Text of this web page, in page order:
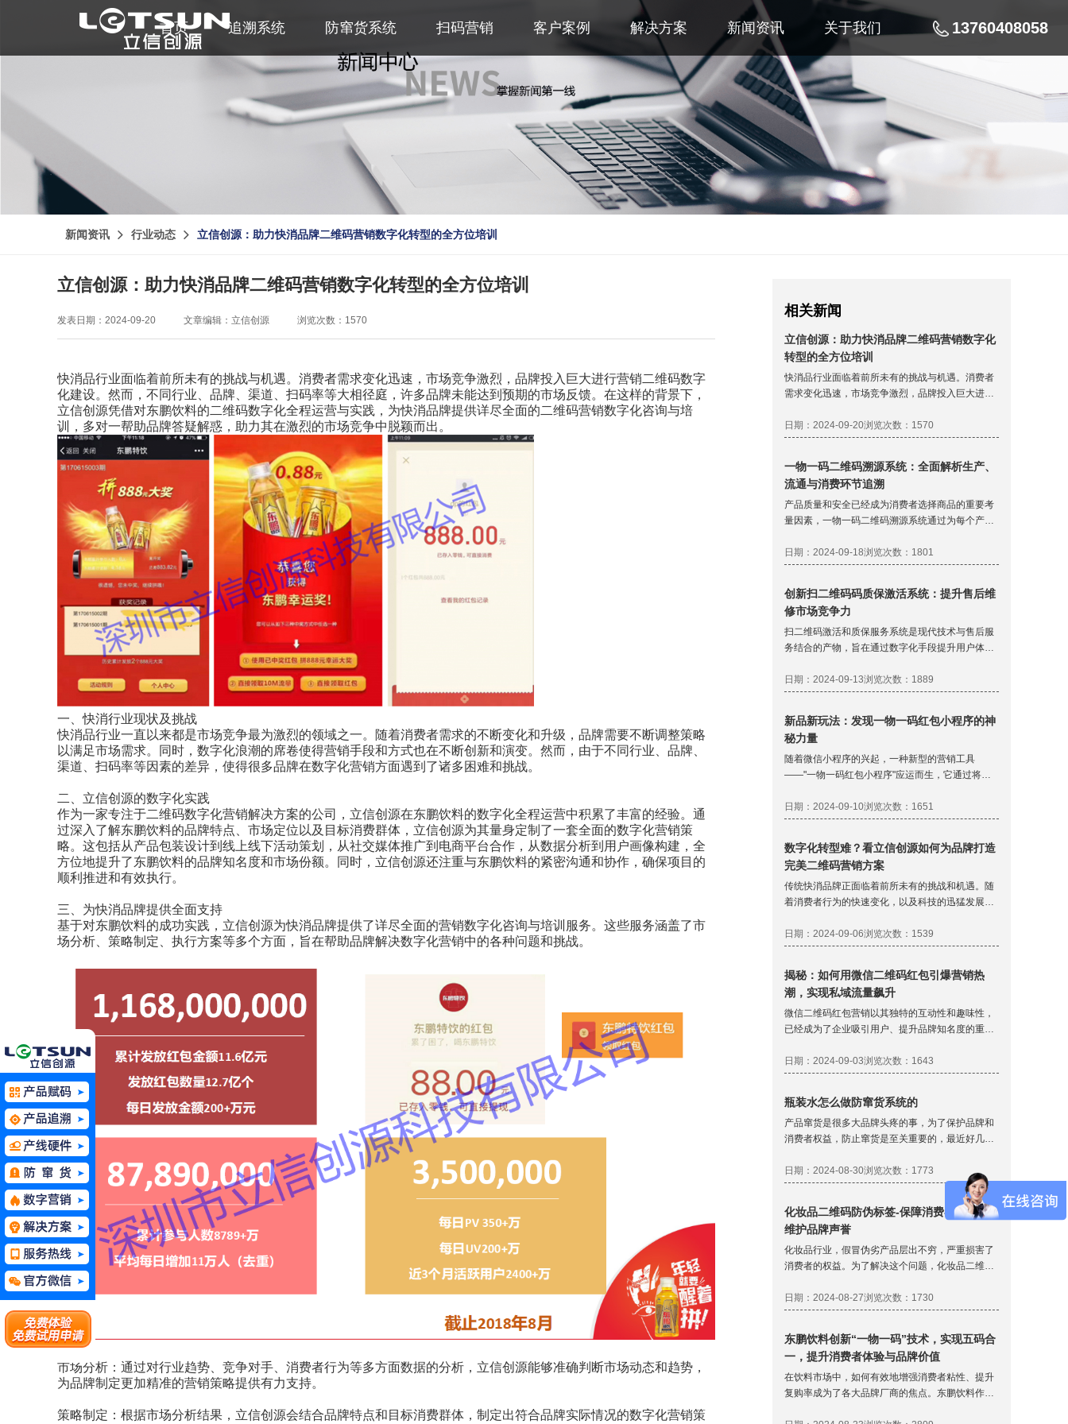
首页 追溯系统 防窜货系统 扫码营销 客户案例 解决方案 新闻资讯 关于我们 13760408058
新闻资讯 行业动态 立信创源：助力快消品牌二维码营销数字化转型的全方位培训
立信创源：助力快消品牌二维码营销数字化转型的全方位培训
发表日期：2024-09-20 文章编辑：立信创源 浏览次数：1570
快消品行业面临着前所未有的挑战与机遇。消费者需求变化迅速，市场竞争激烈，品牌投入巨大进行营销二维码数字
化建设。然而，不同行业、品牌、渠道、扫码率等大相径庭，许多品牌未能达到预期的市场反馈。在这样的背景下，
立信创源凭借对东鹏饮料的二维码数字化全程运营与实践，为快消品牌提供详尽全面的二维码营销数字化咨询与培
训，多对一帮助品牌答疑解惑，助力其在激烈的市场竞争中脱颖而出。
一、快消行业现状及挑战
快消品行业一直以来都是市场竞争最为激烈的领域之一。随着消费者需求的不断变化和升级，品牌需要不断调整策略
以满足市场需求。同时，数字化浪潮的席卷使得营销手段和方式也在不断创新和演变。然而，由于不同行业、品牌、
渠道、扫码率等因素的差异，使得很多品牌在数字化营销方面遇到了诸多困难和挑战。
二、立信创源的数字化实践
作为一家专注于二维码数字化营销解决方案的公司，立信创源在东鹏饮料的数字化全程运营中积累了丰富的经验。通
过深入了解东鹏饮料的品牌特点、市场定位以及目标消费群体，立信创源为其量身定制了一套全面的数字化营销策
略。这包括从产品包装设计到线上线下活动策划，从社交媒体推广到电商平台合作，从数据分析到用户画像构建，全
方位地提升了东鹏饮料的品牌知名度和市场份额。同时，立信创源还注重与东鹏饮料的紧密沟通和协作，确保项目的
顺利推进和有效执行。
三、为快消品牌提供全面支持
基于对东鹏饮料的成功实践，立信创源为快消品牌提供了详尽全面的营销数字化咨询与培训服务。这些服务涵盖了市
场分析、策略制定、执行方案等多个方面，旨在帮助品牌解决数字化营销中的各种问题和挑战。
市场分析：通过对行业趋势、竞争对手、消费者行为等多方面数据的分析，立信创源能够准确判断市场动态和趋势，
为品牌制定更加精准的营销策略提供有力支持。
策略制定：根据市场分析结果，立信创源会结合品牌特点和目标消费群体，制定出符合品牌实际情况的数字化营销策
相关新闻
立信创源：助力快消品牌二维码营销数字化
转型的全方位培训
快消品行业面临着前所未有的挑战与机遇。消费者
需求变化迅速，市场竞争激烈，品牌投入巨大进行
渠道、扫码率等大相径庭，许多品牌未能达到预期
的市场反馈。在这样的背景下，立信创源凭借对东
牌提供详尽全面的二维码营销数字化咨询与培训，
多对一帮助品牌答疑解惑，助力其在激烈的市场竞
争中脱颖而出。
日期：2024-09-20浏览次数：1570
一物一码二维码溯源系统：全面解析生产、
流通与消费环节追溯
产品质量和安全已经成为消费者选择商品的重要考
量因素，一物一码二维码溯源系统通过为每个产品
销售的全过程进行追踪和溯源的技术手段。消费者
只需使用智能手机扫描产品上的二维码，即可获取
售情况等。这种技术手段不仅可以帮助企业实现产
品全程追溯，还能提高消费者对产品的信任度。
日期：2024-09-18浏览次数：1801
创新扫二维码码质保激活系统：提升售后维
修市场竞争力
扫二维码激活和质保服务系统是现代技术与售后服
务结合的产物，旨在通过数字化手段提升用户体验
确保产品质量是每一个经营者面临的挑战。为此，
我们推出了一项基于二维码扫描的质保激活系统，
质保体验。
日期：2024-09-13浏览次数：1889
新品新玩法：发现一物一码红包小程序的神
秘力量
随着微信小程序的兴起，一种新型的营销工具
——"一物一码红包小程序"应运而生，它通过将每
过扫描这些二维码，可以获得商家提供的红包或优
惠券等奖励，不仅增强了用户体验，还极大地提升
序是如何实现的呢？本文将详细解析其背后的技术
实现与运作机制。
日期：2024-09-10浏览次数：1651
数字化转型难？看立信创源如何为品牌打造
完美二维码营销方案
传统快消品牌正面临着前所未有的挑战和机遇。随
着消费者行为的快速变化，以及科技的迅猛发展，
码营销作为连接线上线下的重要桥梁，为品牌提供
了一种全新的互动方式，但在实践中，许多品牌的
源，凭借其丰富的运营经验和专业团队，正在帮助
快消品牌解决这一难题，实现营销策略的高效落
地。
日期：2024-09-06浏览次数：1539
揭秘：如何用微信二维码红包引爆营销热
潮，实现私域流量飙升
微信二维码红包营销以其独特的互动性和趣味性，
已经成为了企业吸引用户、提升品牌知名度的重要
流、数据分析和精准营销，是每一个企业在实施过
程中都需要深入思考的问题。
日期：2024-09-03浏览次数：1643
瓶装水怎么做防窜货系统的
产品窜货是很多大品牌头疼的事，为了保护品牌和
消费者权益，防止窜货是至关重要的，最近好几个
具体的桶装水防窜货系统的实施。
日期：2024-08-30浏览次数：1773
化妆品二维码防伪标签-保障消费者权益、
维护品牌声誉
化妆品行业，假冒伪劣产品层出不穷，严重损害了
消费者的权益。为了解决这个问题，化妆品二维码
线。化妆品使用二维码防伪标签是保障消费者权
益、维护品牌声誉和打击假冒伪劣产品的有效手
日期：2024-08-27浏览次数：1730
东鹏饮料创新“一物一码”技术，实现五码合
一，提升消费者体验与品牌价值
在饮料市场中，如何有效地增强消费者粘性、提升
复购率成为了各大品牌厂商的焦点。东鹏饮料作为